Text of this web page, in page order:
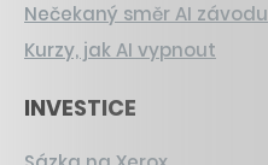
Nečekaný směr AI závodu
Kurzy, jak AI vypnout
INVESTICE